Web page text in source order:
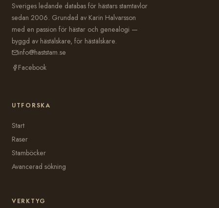
Sveriges ledande databas för hästars stamtavlor
sedan 2006. Grundad av Karin Halvarsson
med en passion för hästar och genealogi —
byggd av hästälskare, för hästälskare.
info@haststam.se
Facebook
UTFORSKA
Start
Raser
Stamböcker
Avancerad sökning
VERKTYG